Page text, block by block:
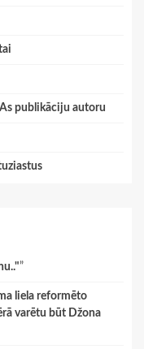
publikāciju autoru
”
liela reformēto
varētu būt Džona